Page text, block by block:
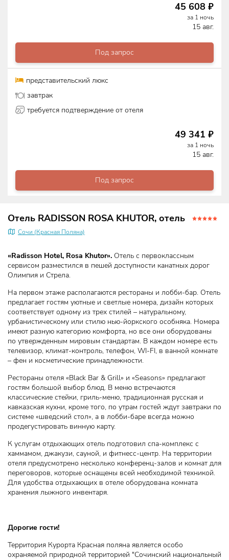
45 608 ₽
за 1 ночь
15 авг.
Под запрос
представительский люкс
завтрак
требуется подтверждение от отеля
49 341 ₽
за 1 ночь
15 авг.
Под запрос
Отель RADISSON ROSA KHUTOR, отель
Сочи (Красная Поляна)
«Radisson Hotel, Rosa Khutor». Отель с первоклассным
сервисом разместился в пешей доступности канатных дорог
Олимпия и Стрела.
На первом этаже располагаются рестораны и лобби-бар. Отель
предлагает гостям уютные и светлые номера, дизайн которых
соответствует одному из трех стилей – натуральному,
урбанистическому или стилю нью-йоркского особняка. Номера
имеют разную категорию комфорта, но все они оборудованы
по утвержденным мировым стандартам. В каждом номере есть
телевизор, климат-контроль, телефон, WI-FI, в ванной комнате
– фен и косметические принадлежности.
Рестораны отеля «Black Bar & Grill» и «Seasons» предлагают
гостям большой выбор блюд. В меню встречаются
классические стейки, гриль-меню, традиционная русская и
кавказская кухни, кроме того, по утрам гостей ждут завтраки по
системе «шведский стол», а в лобби-баре всегда можно
продегустировать винную карту.
К услугам отдыхающих отель подготовил спа-комплекс с
хаммамом, джакузи, сауной, и фитнесс-центр. На территории
отеля предусмотрено несколько конференц-залов и комнат для
переговоров, которые оснащены всей необходимой техникой.
Для удобства отдыхающих в отеле оборудована комната
хранения лыжного инвентаря.
Дорогие гости!
Территория Курорта Красная поляна является особо
охраняемой природной территорией "Сочинский национальный